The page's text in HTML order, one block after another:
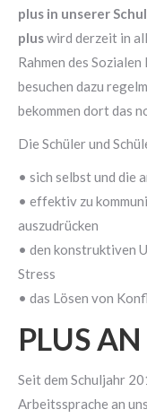
plus in unserer
pluswird derzeit in
Rahmen des
besuchen dazu
bekommen dort das
Die Schüler und
• sich selbst und die
• effektiv zu
auszudrücken
• den konstruktiven
Stress
• das Lösen von
PLUS
Seit dem Schuljahr
Arbeitssprache an